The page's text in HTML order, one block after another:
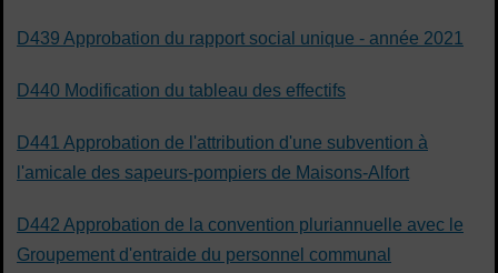
D439 Approbation du rapport social unique - année 2021
D440 Modification du tableau des effectifs
D441 Approbation de l'attribution d'une subvention à
l'amicale des sapeurs-pompiers de Maisons-Alfort
D442 Approbation de la convention pluriannuelle avec le
Groupement d'entraide du personnel communal